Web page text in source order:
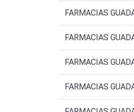
FARMACIAS
FARMACIAS
FARMACIAS
FARMACIAS